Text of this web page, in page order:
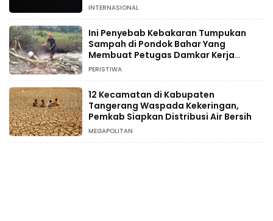
INTERNASIONAL
Ini Penyebab Kebakaran Tumpukan
Sampah di Pondok Bahar Yang
Membuat Petugas Damkar Kerja
Ekstra
PERISTIWA
12 Kecamatan di Kabupaten
Tangerang Waspada Kekeringan,
Pemkab Siapkan Distribusi Air Bersih
MEGAPOLITAN